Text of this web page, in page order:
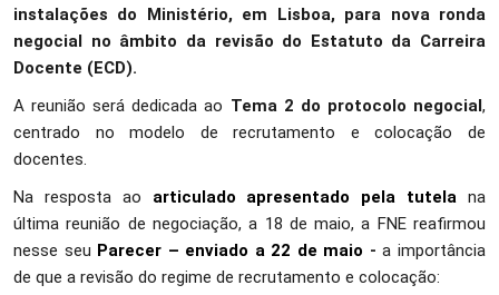
instalações do Ministério, em Lisboa, para nova ronda
negocial no âmbito da revisão do Estatuto da Carreira
Docente (ECD).
A reunião será dedicada ao Tema 2 do protocolo negocial,
centrado no modelo de recrutamento e colocação de
docentes.
Na resposta ao articulado apresentado pela tutela na
última reunião de negociação, a 18 de maio, a FNE reafirmou
nesse seu Parecer – enviado a 22 de maio - a importância
de que a revisão do regime de recrutamento e colocação: